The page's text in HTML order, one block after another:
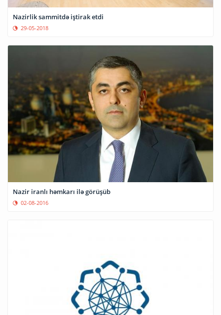
Nazirlik sammitdə iştirak etdi
29-05-2018
Nazir iranlı həmkarı ilə görüşüb
02-08-2016